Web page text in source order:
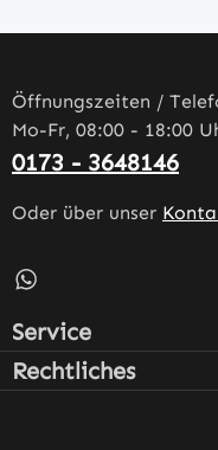
Öffnungszeiten /
Mo-Fr, 08:00 - 18:00
0173 - 3648146
Oder über unser
Schreib uns auf
Service
Rechtliches